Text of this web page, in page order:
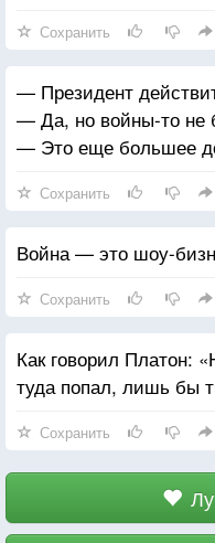
Сохранить
— Президент
— Да, но войны-то не
— Это еще большее
Сохранить
Война — это шоу-
Сохранить
Как говорил Платон:
туда попал, лишь бы
Сохранить